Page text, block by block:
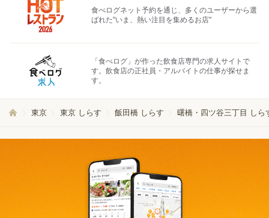
食べログネット予約を通じ、多くのユーザーから選
ばれた"いま、熱い注目を集めるお店"
「食べログ」が作った飲食店専門の求人サイトで
す。飲食店の正社員・アルバイトの仕事が探せま
す。
東京 東京 しらす 飯田橋 しらす 曙橋・四ツ谷三丁目 しら